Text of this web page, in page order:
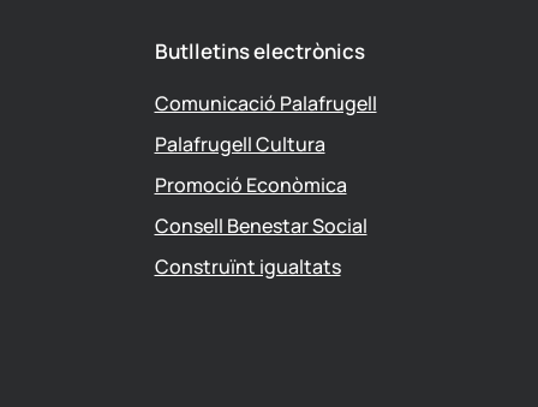
Butlletins electrònics
Comunicació Palafrugell
Palafrugell Cultura
Promoció Econòmica
Consell Benestar Social
Construïnt igualtats